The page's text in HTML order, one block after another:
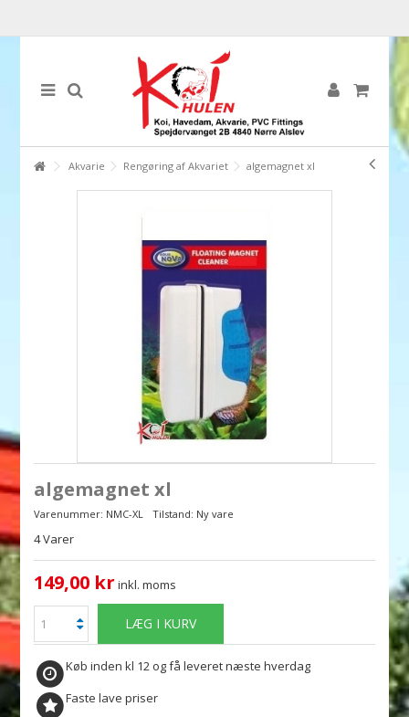
Akvarie Rengøring af Akvariet algemagnet xl
algemagnet xl
Varenummer: NMC-XL Tilstand: Ny vare
4Varer
149,00 kr inkl. moms
LÆG I KURV
Køb inden kl 12 og få leveret næste hverdag
Faste lave priser